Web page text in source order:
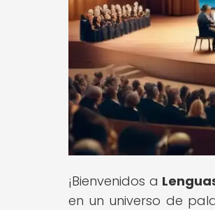
¡Bienvenidos a
en un universo de